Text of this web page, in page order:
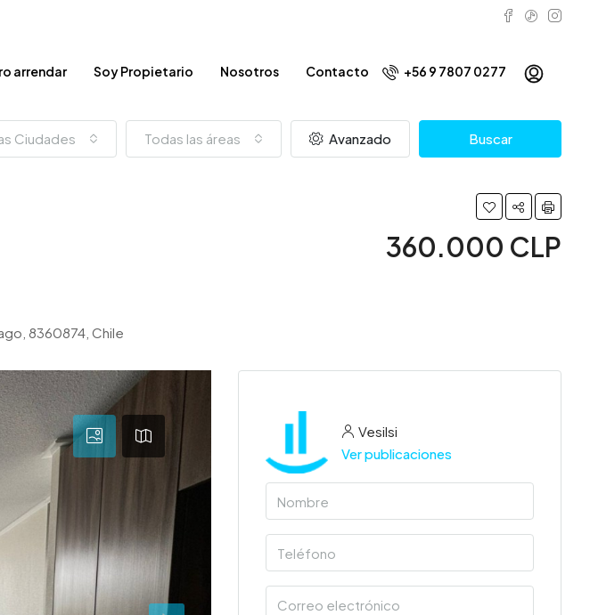
arrendar Soy Propietario Nosotros Contacto +56 9 7807 0277
Ciudades Todas las áreas Avanzado Buscar
360.000 CLP
8360874, Chile
Vesilsi
Ver publicaciones